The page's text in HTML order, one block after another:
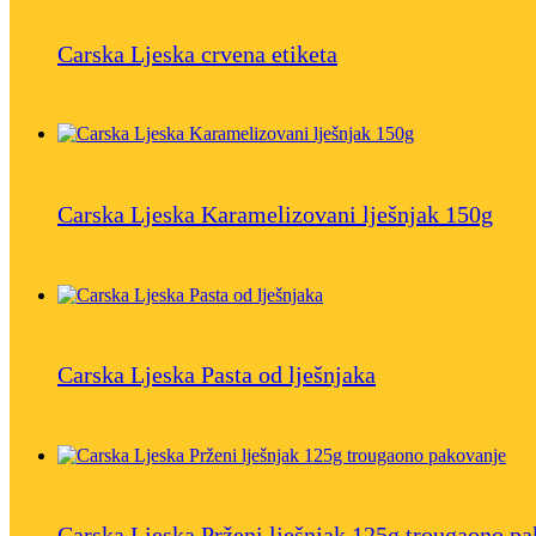
Carska Ljeska crvena etiketa
Carska Ljeska Karamelizovani lješnjak 150g
Carska Ljeska Pasta od lješnjaka